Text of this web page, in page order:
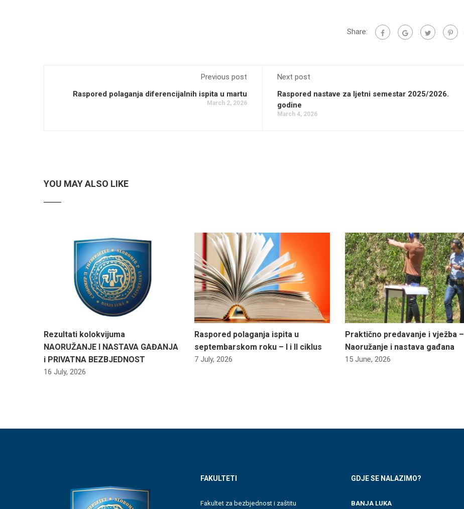
Share:
Previous post
Raspored polaganja diferencijalnih ispita u martu
March 2, 2026
Next post
Raspored nastave za ljetni semestar 2025/2026.
godine
March 4, 2026
YOU MAY ALSO LIKE
Rezultati kolokvijuma
NAORUŽANJE I NASTAVA GAĐANJA
i PRIVATNA BEZBJEDNOST
16 July, 2026
Raspored polaganja ispita u
septembarskom roku – I i II ciklus
7 July, 2026
Praktično predavanje i vježba –
Naoružanje i nastava gađana
15 June, 2026
FAKULTETI
Fakultet za bezbjednost i zaštitu
GDJE SE NALAZIMO?
BANJA LUKA